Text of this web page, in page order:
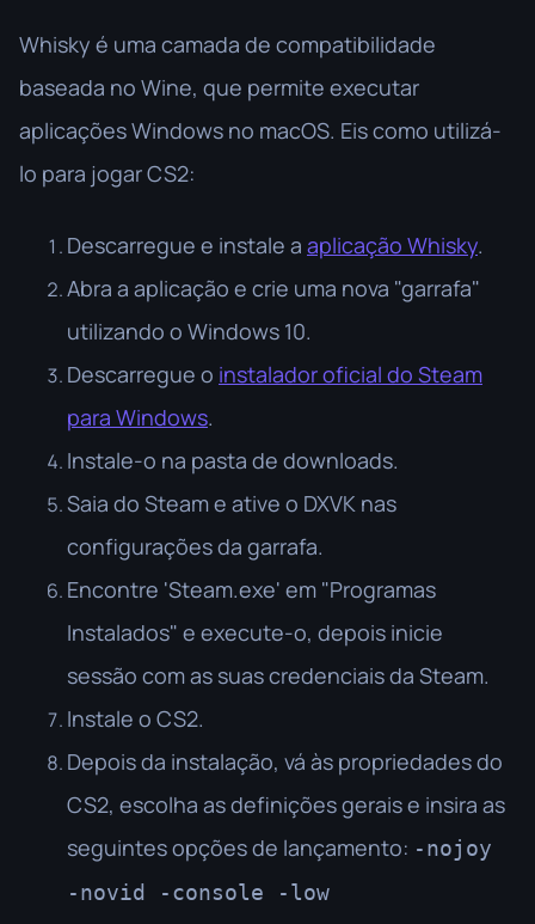
Whisky é uma camada de compatibilidade
baseada no Wine, que permite executar
aplicações Windows no macOS. Eis como utilizá-
lo para jogar CS2:
Descarregue e instale a aplicação Whisky.
Abra a aplicação e crie uma nova "garrafa"
utilizando o Windows 10.
Descarregue o instalador oficial do Steam
para Windows.
Instale-o na pasta de downloads.
Saia do Steam e ative o DXVK nas
configurações da garrafa.
Encontre 'Steam.exe' em "Programas
Instalados" e execute-o, depois inicie
sessão com as suas credenciais da Steam.
Instale o CS2.
Depois da instalação, vá às propriedades do
CS2, escolha as definições gerais e insira as
seguintes opções de lançamento: -nojoy
-novid -console -low